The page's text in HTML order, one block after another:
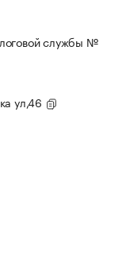
службы №
ул,46